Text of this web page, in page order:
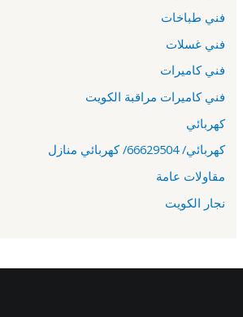
فني طباخات
فني غسلات
فني كاميرات
فني كاميرات مراقبة الكويت
كهربائي
كهربائي/ 66629504/ كهربائي منازل
مقاولات عامة
نجار الكويت